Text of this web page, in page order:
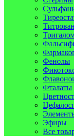
Фенолы
Фталаты
Эфиры
Все